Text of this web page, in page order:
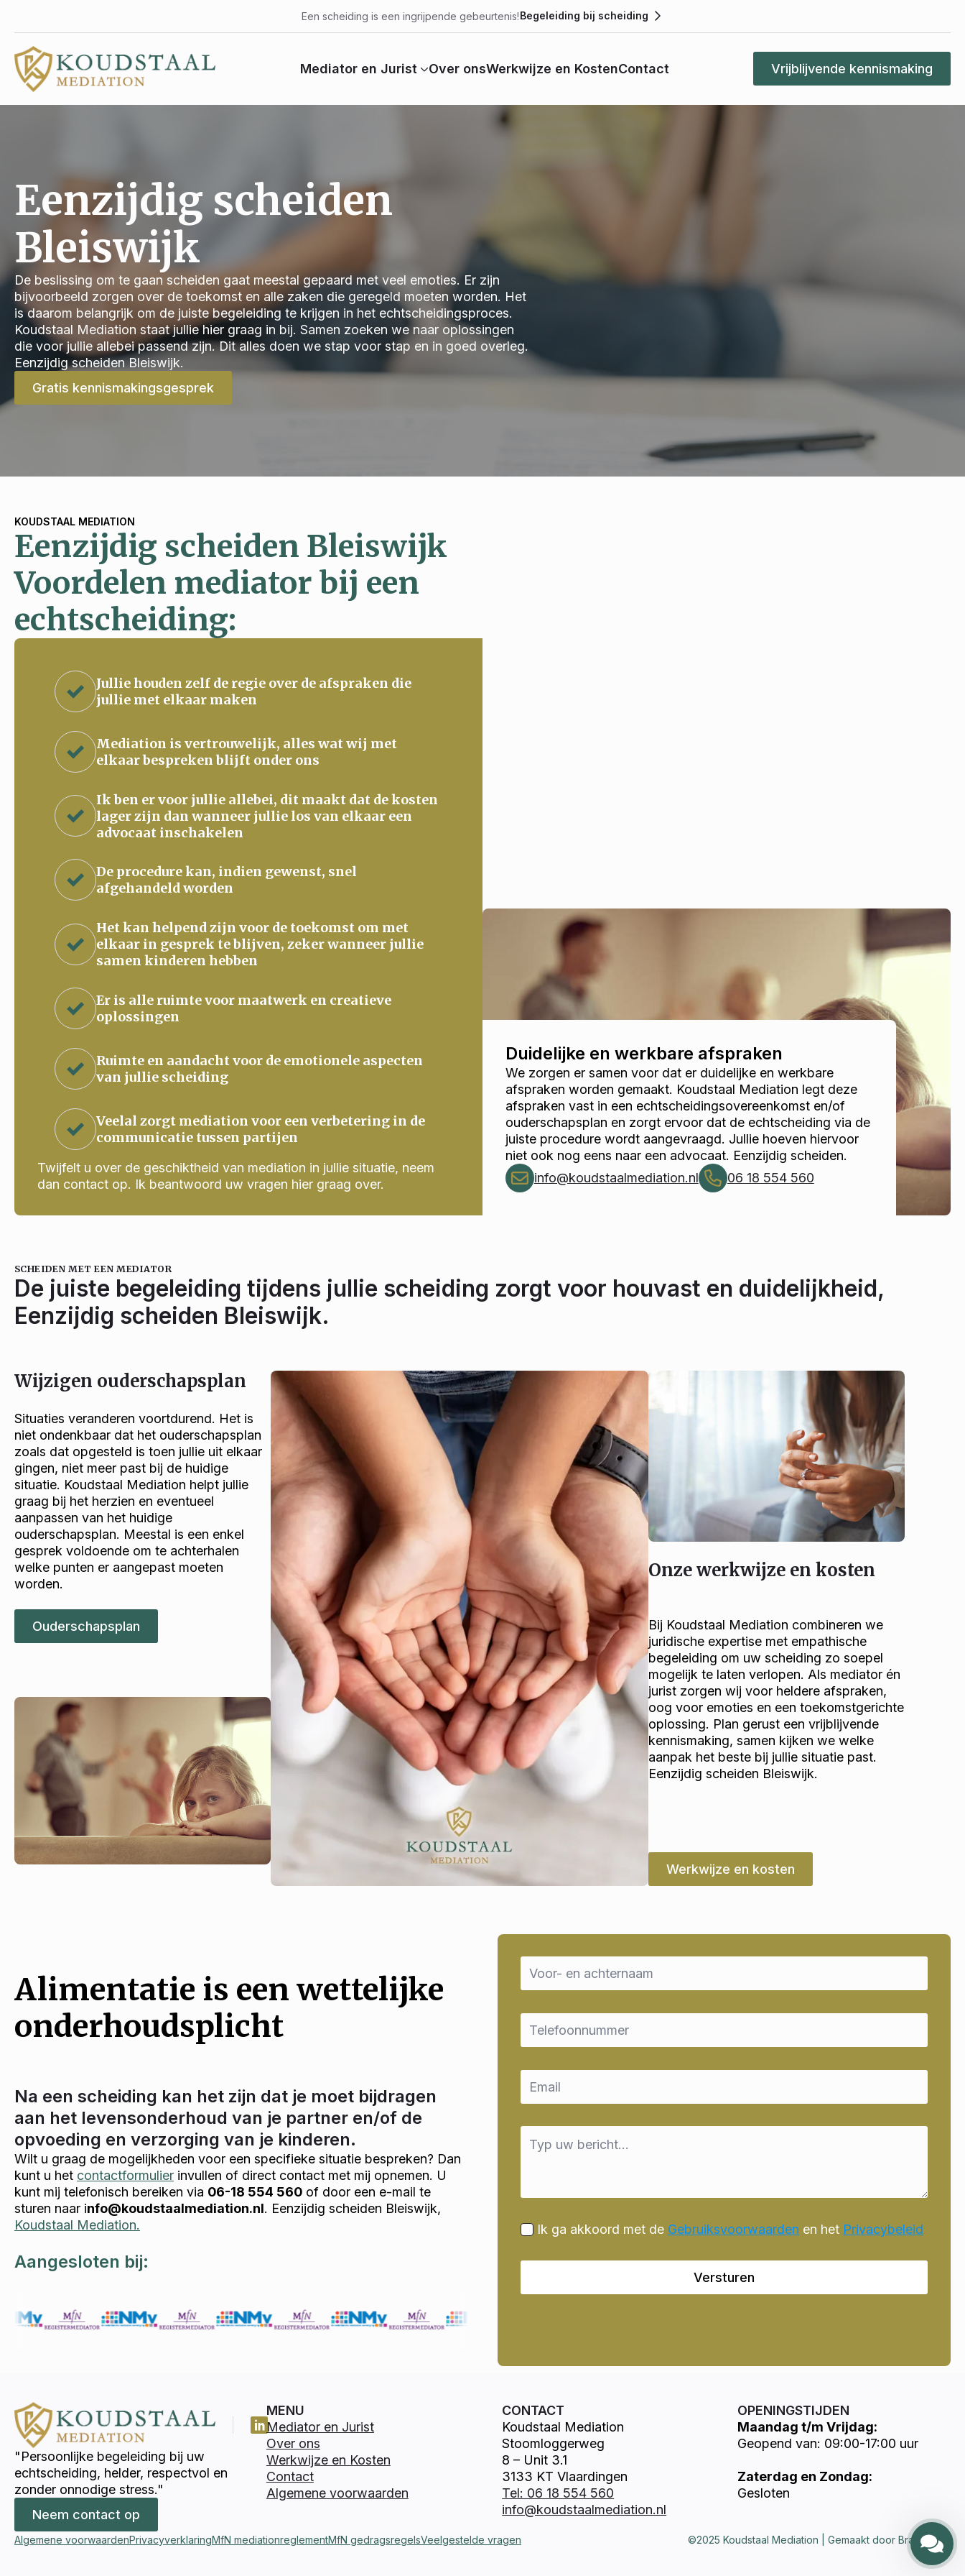
Een scheiding is een ingrijpende gebeurtenis!Begeleiding bij scheiding
Mediator en Jurist Over onsWerkwijze en KostenContact Vrijblijvende kennismaking
Eenzijdig scheiden
Bleiswijk
De beslissing om te gaan scheiden gaat meestal gepaard met veel emoties. Er zijn
bijvoorbeeld zorgen over de toekomst en alle zaken die geregeld moeten worden. Het
is daarom belangrijk om de juiste begeleiding te krijgen in het echtscheidingsproces.
Koudstaal Mediation staat jullie hier graag in bij. Samen zoeken we naar oplossingen
die voor jullie allebei passend zijn. Dit alles doen we stap voor stap en in goed overleg.
Eenzijdig scheiden Bleiswijk.
Gratis kennismakingsgesprek
KOUDSTAAL MEDIATION
Eenzijdig scheiden Bleiswijk
Voordelen mediator bij een
echtscheiding:
Jullie houden zelf de regie over de afspraken die
jullie met elkaar maken
Mediation is vertrouwelijk, alles wat wij met
elkaar bespreken blijft onder ons
Ik ben er voor jullie allebei, dit maakt dat de kosten
lager zijn dan wanneer jullie los van elkaar een
advocaat inschakelen
De procedure kan, indien gewenst, snel
afgehandeld worden
Het kan helpend zijn voor de toekomst om met
elkaar in gesprek te blijven, zeker wanneer jullie
samen kinderen hebben
Er is alle ruimte voor maatwerk en creatieve
oplossingen
Ruimte en aandacht voor de emotionele aspecten
van jullie scheiding
Veelal zorgt mediation voor een verbetering in de
communicatie tussen partijen
Twijfelt u over de geschiktheid van mediation in jullie situatie, neem
dan contact op. Ik beantwoord uw vragen hier graag over.
Duidelijke en werkbare afspraken
We zorgen er samen voor dat er duidelijke en werkbare
afspraken worden gemaakt. Koudstaal Mediation legt deze
afspraken vast in een echtscheidingsovereenkomst en/of
ouderschapsplan en zorgt ervoor dat de echtscheiding via de
juiste procedure wordt aangevraagd. Jullie hoeven hiervoor
niet ook nog eens naar een advocaat. Eenzijdig scheiden.
info@koudstaalmediation.nl
06 18 554 560
SCHEIDEN MET EEN MEDIATOR
De juiste begeleiding tijdens jullie scheiding zorgt voor houvast en duidelijkheid,
Eenzijdig scheiden Bleiswijk.
Wijzigen ouderschapsplan
Situaties veranderen voortdurend. Het is
niet ondenkbaar dat het ouderschapsplan
zoals dat opgesteld is toen jullie uit elkaar
gingen, niet meer past bij de huidige
situatie. Koudstaal Mediation helpt jullie
graag bij het herzien en eventueel
aanpassen van het huidige
ouderschapsplan. Meestal is een enkel
gesprek voldoende om te achterhalen
welke punten er aangepast moeten
worden.
Ouderschapsplan
Onze werkwijze en kosten
Bij Koudstaal Mediation combineren we
juridische expertise met empathische
begeleiding om uw scheiding zo soepel
mogelijk te laten verlopen. Als mediator én
jurist zorgen wij voor heldere afspraken,
oog voor emoties en een toekomstgerichte
oplossing. Plan gerust een vrijblijvende
kennismaking, samen kijken we welke
aanpak het beste bij jullie situatie past.
Eenzijdig scheiden Bleiswijk.
Werkwijze en kosten
Alimentatie is een wettelijke
onderhoudsplicht
Na een scheiding kan het zijn dat je moet bijdragen
aan het levensonderhoud van je partner en/of de
opvoeding en verzorging van je kinderen.
Wilt u graag de mogelijkheden voor een specifieke situatie bespreken? Dan
kunt u het contactformulier invullen of direct contact met mij opnemen. U
kunt mij telefonisch bereiken via 06-18 554 560 of door een e-mail te
sturen naar info@koudstaalmediation.nl. Eenzijdig scheiden Bleiswijk,
Koudstaal Mediation.
Aangesloten bij:
Name
*
Email
Email
Message
Ik ga akkoord met de Gebruiksvoorwaarden en het Privacybeleid
Versturen
"Persoonlijke begeleiding bij uw
echtscheiding, helder, respectvol en
zonder onnodige stress."
Neem contact op
MENU
Mediator en Jurist
Over ons
Werkwijze en Kosten
Contact
Algemene voorwaarden
CONTACT
Koudstaal Mediation
Stoomloggerweg
8 – Unit 3.1
3133 KT Vlaardingen
Tel: 06 18 554 560
info@koudstaalmediation.nl
OPENINGSTIJDEN
Maandag t/m Vrijdag:
Geopend van: 09:00-17:00 uur
Zaterdag en Zondag:
Gesloten
Algemene voorwaardenPrivacyverklaringMfN mediationreglementMfN gedragsregelsVeelgestelde vragen ©2025 Koudstaal Mediation | Gemaakt door Brandways